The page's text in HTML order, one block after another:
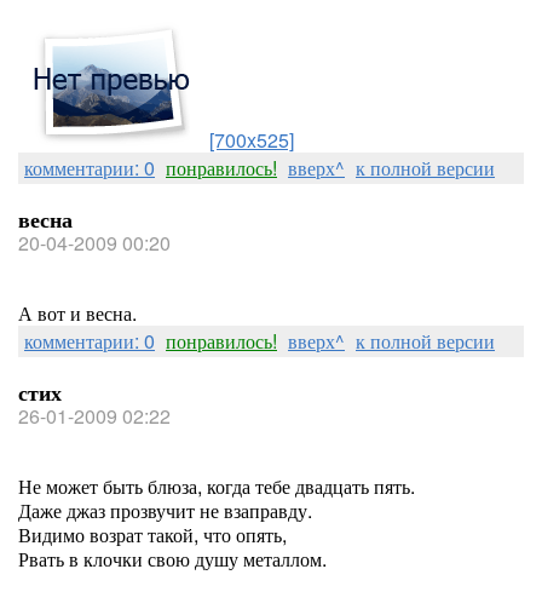
[700x525]
комментарии: 0 понравилось! вверх^ к полной версии
весна
20-04-2009 00:20
А вот и весна.
комментарии: 0 понравилось! вверх^ к полной версии
стих
26-01-2009 02:22
Не может быть блюза, когда тебе двадцать пять.
Даже джаз прозвучит не взаправду.
Видимо возрат такой, что опять,
Рвать в клочки свою душу металлом.